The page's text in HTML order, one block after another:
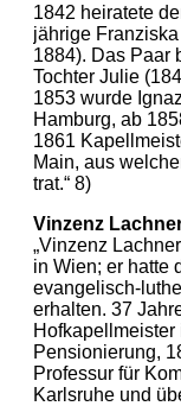
1842 heiratete
jährige
1884). Das Paar
Tochter Julie
1853 wurde
Hamburg, ab
1861
Main, aus
trat.“ 8)
Vinzenz
„Vinzenz
in Wien; er hatte
evangelisch-
erhalten. 37
Pensionierung,
Professur für
Karlsruhe und